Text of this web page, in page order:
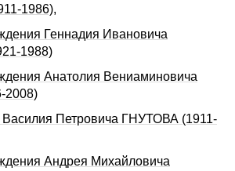
1986),
Геннадия Ивановича
1988)
Анатолия Вениаминовича
2008)
Василия Петровича ГНУТОВА (1911-
Андрея Михайловича